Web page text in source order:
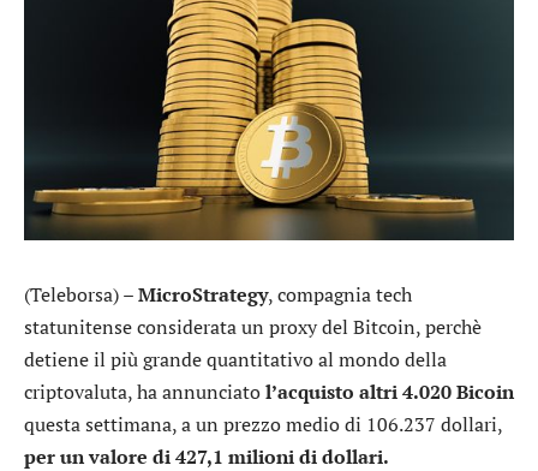
(Teleborsa) –MicroStrategy, compagnia tech
statunitense considerata un proxy del Bitcoin, perchè
detiene il più grande quantitativo al mondo della
criptovaluta, ha annunciatol’acquisto altri 4.020 Bicoin
questa settimana, a un prezzo medio di 106.237 dollari,
per un valore di 427,1 milioni di dollari.